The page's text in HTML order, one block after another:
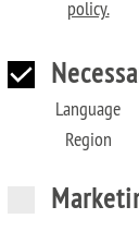
policy.
Language
Region